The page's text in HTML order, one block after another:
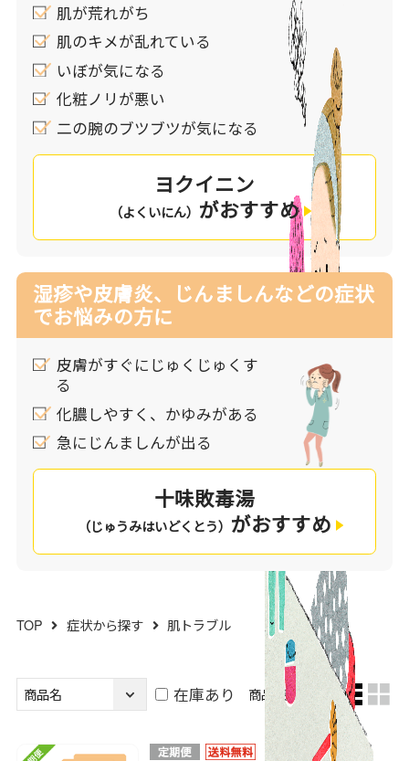
肌が荒れがち
肌のキメが乱れている
いぼが気になる
化粧ノリが悪い
二の腕のブツブツが気になる
ヨクイニン
（よくいにん） がおすすめ
湿疹や皮膚炎、じんましんなどの症状
でお悩みの方に
皮膚がすぐにじゅくじゅくす
る
化膿しやすく、かゆみがある
急にじんましんが出る
十味敗毒湯
（じゅうみはいどくとう） がおすすめ
TOP 症状から探す 肌トラブル
在庫あり 商品表示方法：